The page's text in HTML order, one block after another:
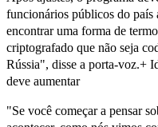
funcionários públicos do país
encontrar uma forma de
criptografado que não seja
Rússia", disse a porta-voz.+
deve aumentar
"Se você começar a pensar